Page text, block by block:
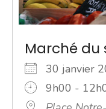
Marché du
30 janvier
9h00 -